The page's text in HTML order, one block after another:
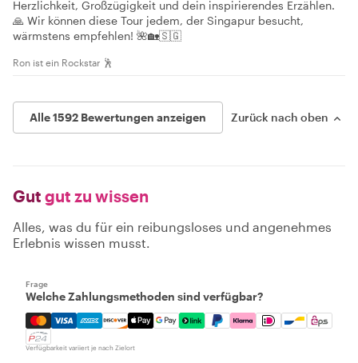
Herzlichkeit, Großzügigkeit und dein inspirierendes Erzählen.
🙏 Wir können diese Tour jedem, der Singapur besucht,
wärmstens empfehlen! 🌺🏡🇸🇬
Ron ist ein Rockstar 🕺
Alle 1592 Bewertungen anzeigen Zurück nach oben
Gut gut zu wissen
Alles, was du für ein reibungsloses und angenehmes
Erlebnis wissen musst.
Frage
Welche Zahlungsmethoden sind verfügbar?
Mastercard, Visa, Amex, Discover, Apple Pay, Google
Verfügbarkeit variiert je nach Zielort